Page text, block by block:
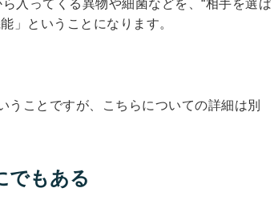
入ってくる異物や細菌などを、“相手を選ば
」ということになります。
うことですが、こちらについての詳細は別
でもある